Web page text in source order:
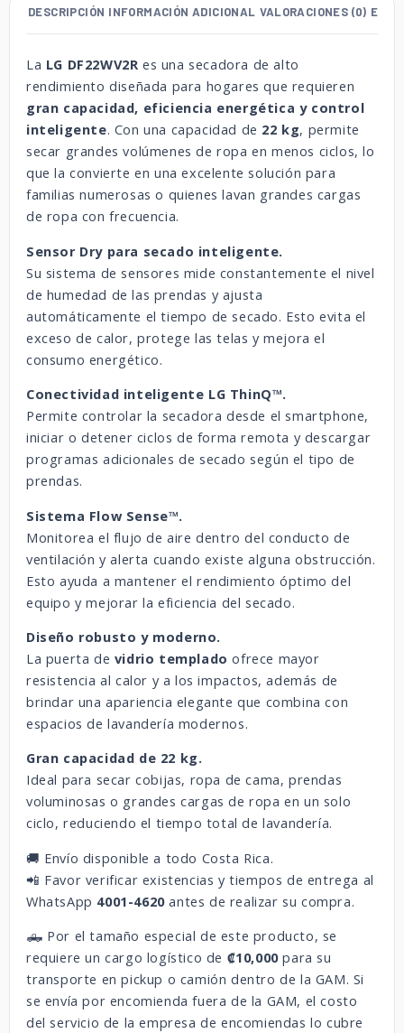
DESCRIPCIÓN INFORMACIÓN ADICIONAL VALORACIONES (0)
La LG DF22WV2R es una secadora de alto
rendimiento diseñada para hogares que requieren
gran capacidad, eficiencia energética y control
inteligente. Con una capacidad de 22 kg, permite
secar grandes volúmenes de ropa en menos ciclos, lo
que la convierte en una excelente solución para
familias numerosas o quienes lavan grandes cargas
de ropa con frecuencia.
Sensor Dry para secado inteligente.
Su sistema de sensores mide constantemente el nivel
de humedad de las prendas y ajusta
automáticamente el tiempo de secado. Esto evita el
exceso de calor, protege las telas y mejora el
consumo energético.
Conectividad inteligente LG ThinQ™.
Permite controlar la secadora desde el smartphone,
iniciar o detener ciclos de forma remota y descargar
programas adicionales de secado según el tipo de
prendas.
Sistema Flow Sense™.
Monitorea el flujo de aire dentro del conducto de
ventilación y alerta cuando existe alguna obstrucción.
Esto ayuda a mantener el rendimiento óptimo del
equipo y mejorar la eficiencia del secado.
Diseño robusto y moderno.
La puerta de vidrio templado ofrece mayor
resistencia al calor y a los impactos, además de
brindar una apariencia elegante que combina con
espacios de lavandería modernos.
Gran capacidad de 22 kg.
Ideal para secar cobijas, ropa de cama, prendas
voluminosas o grandes cargas de ropa en un solo
ciclo, reduciendo el tiempo total de lavandería.
🚚 Envío disponible a todo Costa Rica.
📲 Favor verificar existencias y tiempos de entrega al
WhatsApp 4001-4620antes de realizar su compra.
🛻 Por el tamaño especial de este producto, se
requiere un cargo logístico de ₡10,000para su
transporte en pickup o camión dentro de la GAM. Si
se envía por encomienda fuera de la GAM, el costo
del servicio de la empresa de encomiendas lo cubre